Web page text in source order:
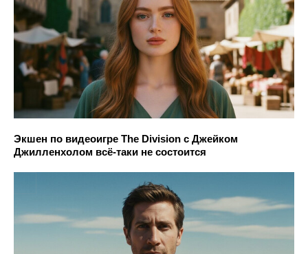
Экшен по видеоигре The Division с Джейком
Джилленхолом всё-таки не состоится